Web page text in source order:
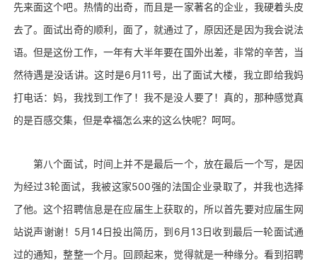
先来面这个吧。热情的出奇，而且是一家著名的企业，我硬着头皮
去了。面试出奇的顺利，面了，就通过了，原因还是因为我会说法
语。但是这份工作，一年有大半年要在国外出差，非常的辛苦，当
然待遇是没话讲。这时是6月11号，出了面试大楼，我立即给我妈
打电话：妈，我找到工作了！我不是没人要了！真的，那种感觉真
的是百感交集，但是幸福怎么来的这么快呢？呵呵。
第八个面试，时间上并不是最后一个，放在最后一个写，是因
为经过3轮面试，我被这家500强的法国企业录取了，并我也选择
了他。这个招聘信息是在应届生上获取的，所以首先要对应届生网
站说声谢谢！5月14日投出简历，到6月13日收到最后一轮面试通
过的通知，整整一个月。回顾起来，觉得就是一种缘分。看到招聘